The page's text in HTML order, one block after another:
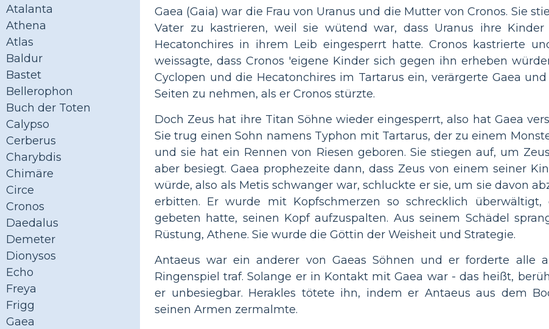
Atalanta
Athena
Atlas
Baldur
Bastet
Bellerophon
Buch der Toten
Calypso
Cerberus
Charybdis
Chimäre
Circe
Cronos
Daedalus
Demeter
Dionysos
Echo
Freya
Frigg
Gaea
Gaea (Gaia) war die Frau von Uranus und die Mutter von Cronos. Sie
Vater zu kastrieren, weil sie wütend war, dass Uranus ihre
Hecatonchires in ihrem Leib eingesperrt hatte. Cronos kastrierte
weissagte, dass Cronos 'eigene Kinder sich gegen ihn erheben
Cyclopen und die Hecatonchires im Tartarus ein, verärgerte Gaea
Seiten zu nehmen, als er Cronos stürzte.
Doch Zeus hat ihre Titan Söhne wieder eingesperrt, also hat Gaea
Sie trug einen Sohn namens Typhon mit Tartarus, der zu einem
und sie hat ein Rennen von Riesen geboren. Sie stiegen auf, um
aber besiegt. Gaea prophezeite dann, dass Zeus von einem seiner
würde, also als Metis schwanger war, schluckte er sie, um sie davon
erbitten. Er wurde mit Kopfschmerzen so schrecklich überwältigt,
gebeten hatte, seinen Kopf aufzuspalten. Aus seinem Schädel
Rüstung, Athene. Sie wurde die Göttin der Weisheit und Strategie.
Antaeus war ein anderer von Gaeas Söhnen und er forderte alle
Ringenspiel traf. Solange er in Kontakt mit Gaea war - das heißt,
er unbesiegbar. Herakles tötete ihn, indem er Antaeus aus dem
seinen Armen zermalmte.